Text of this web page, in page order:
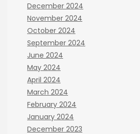
December 2024
November 2024
October 2024
September 2024
June 2024
May 2024
April 2024
March 2024
February 2024
January 2024
December 2023